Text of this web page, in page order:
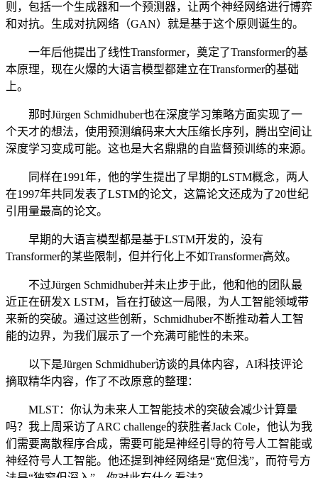
则，包括一个生成器和一个预测器，让两个神经网络进行博弈
和对抗。生成对抗网络（GAN）就是基于这个原则诞生的。
一年后他提出了线性Transformer，奠定了Transformer的基
本原理，现在火爆的大语言模型都建立在Transformer的基础
上。
那时Jürgen Schmidhuber也在深度学习策略方面实现了一
个天才的想法，使用预测编码来大大压缩长序列，腾出空间让
深度学习变成可能。这也是大名鼎鼎的自监督预训练的来源。
同样在1991年，他的学生提出了早期的LSTM概念，两人
在1997年共同发表了LSTM的论文，这篇论文还成为了20世纪
引用量最高的论文。
早期的大语言模型都是基于LSTM开发的，没有
Transformer的某些限制，但并行化上不如Transformer高效。
不过Jürgen Schmidhuber并未止步于此，他和他的团队最
近正在研发X LSTM，旨在打破这一局限，为人工智能领域带
来新的突破。通过这些创新，Schmidhuber不断推动着人工智
能的边界，为我们展示了一个充满可能性的未来。
以下是Jürgen Schmidhuber访谈的具体内容，AI科技评论
摘取精华内容，作了不改原意的整理：
MLST：你认为未来人工智能技术的突破会减少计算量
吗？我上周采访了ARC challenge的获胜者Jack Cole，他认为我
们需要离散程序合成，需要可能是神经引导的符号人工智能或
神经符号人工智能。他还提到神经网络是“宽但浅”，而符号方